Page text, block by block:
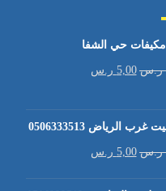
حي الشفا
ر.س 5,00 ر.س
الرياض 0506333513
ر.س 5,00 ر.س